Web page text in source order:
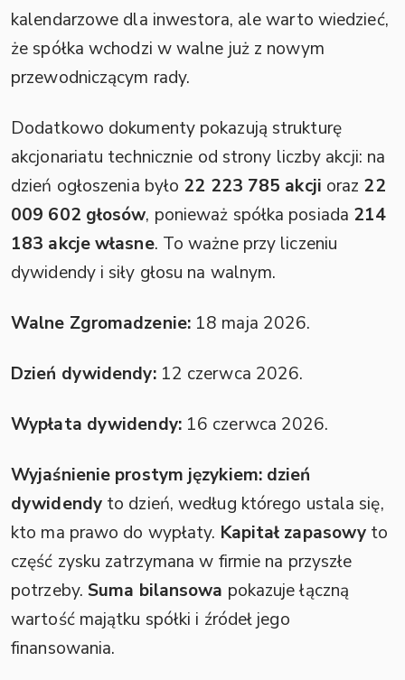
kalendarzowe dla inwestora, ale warto wiedzieć,
że spółka wchodzi w walne już z nowym
przewodniczącym rady.
Dodatkowo dokumenty pokazują strukturę
akcjonariatu technicznie od strony liczby akcji: na
dzień ogłoszenia było 22 223 785 akcji oraz 22
009 602 głosów, ponieważ spółka posiada 214
183 akcje własne. To ważne przy liczeniu
dywidendy i siły głosu na walnym.
Walne Zgromadzenie:18 maja 2026.
Dzień dywidendy:12 czerwca 2026.
Wypłata dywidendy:16 czerwca 2026.
Wyjaśnienie prostym językiem: dzień
dywidendyto dzień, według którego ustala się,
kto ma prawo do wypłaty. Kapitał zapasowy to
część zysku zatrzymana w firmie na przyszłe
potrzeby. Suma bilansowa pokazuje łączną
wartość majątku spółki i źródeł jego
finansowania.